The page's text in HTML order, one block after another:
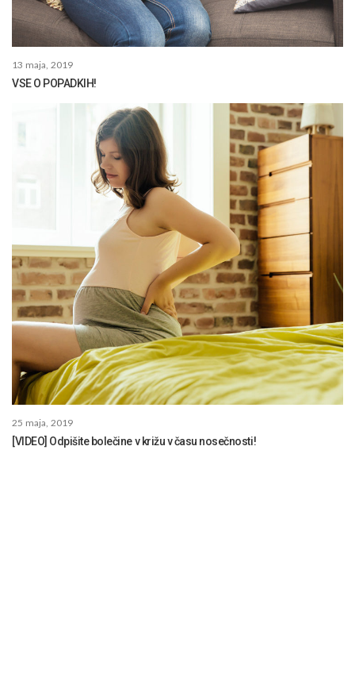
13 maja, 2019
VSE O POPADKIH!
25 maja, 2019
[VIDEO] Odpišite bolečine v križu v času nosečnosti!